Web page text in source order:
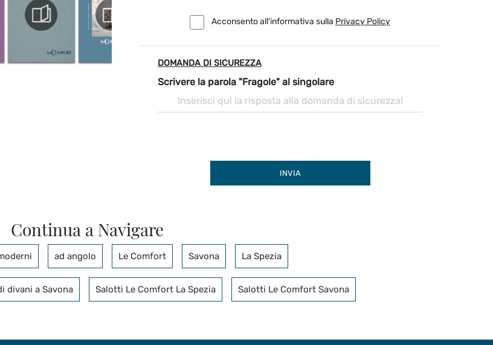
Acconsento all'informativa sulla Privacy Policy
DOMANDA DI SICUREZZA
Scrivere la parola "Fragole" al singolare
INVIA
Continua a Navigare
ad angolo Le Comfort Savona La Spezia
divani a Savona Salotti Le Comfort La Spezia Salotti Le Comfort Savona